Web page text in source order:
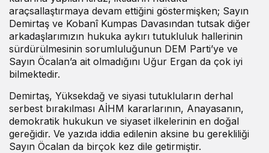
araçsallaştırmaya devam ettiğini göstermişken; Sayın
Demirtaş ve Kobanî Kumpas Davasından tutsak diğer
arkadaşlarımızın hukuka aykırı tutukluluk hallerinin
sürdürülmesinin sorumluluğunun DEM Parti’ye ve
Sayın Öcalan’a ait olmadığını Uğur Ergan da çok iyi
bilmektedir.
Demirtaş, Yüksekdağ ve siyasi tutukluların derhal
serbest bırakılması AİHM kararlarının, Anayasanın,
demokratik hukukun ve siyaset ilkelerinin en doğal
gereğidir. Ve yazıda iddia edilenin aksine bu gerekliliği
Sayın Öcalan da birçok kez dile getirmiştir.